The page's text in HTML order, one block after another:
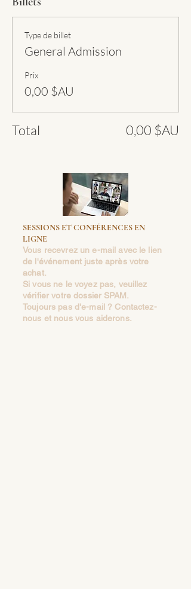
Type de billet
General Admission
Prix
0,00 $AU
Total 0,00 $AU
SESSIONS ET CONFÉRENCES EN
LIGNE
Vous recevrez un e-mail avec le lien
de l'événement juste après votre
achat.
Si vous ne le voyez pas, veuillez
vérifier votre dossier SPAM.
Toujours pas d'e-mail ? Contactez-
nous et nous vous aiderons.